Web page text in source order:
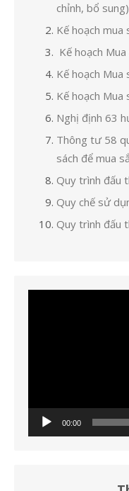
chỉnh, bổ sung)
Kế hoạch
Kế hoạch
Kế hoạch Mua
Kế hoạch
Nghị định 63
Thông tư 58
sách để mua
Quy trình đấu
Quy chế sử
Quy trình đấu
00:00